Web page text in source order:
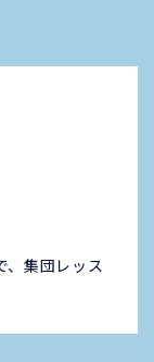
、集団レッス